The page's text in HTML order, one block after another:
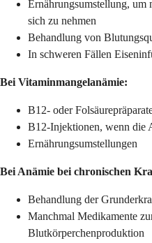
Ernährungsumstellung, um
sich zu nehmen
Behandlung von
In schweren Fällen
Bei Vitaminmangelanämie:
B12- oder
B12-Injektionen, wenn die
Ernährungsumstellungen
Bei Anämie bei chronischen
Behandlung der
Manchmal Medikamente
Blutkörperchenproduktion